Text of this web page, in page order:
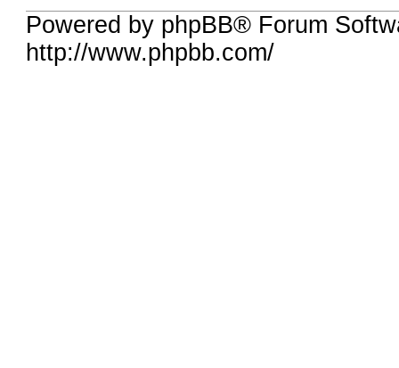
Powered by phpBB® Forum
http://www.phpbb.com/